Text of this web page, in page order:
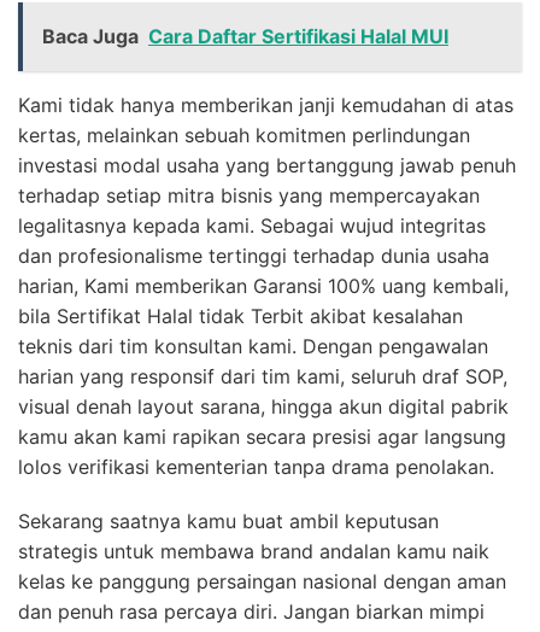
Baca Juga Cara Daftar Sertifikasi Halal MUI
Kami tidak hanya memberikan janji kemudahan di atas
kertas, melainkan sebuah komitmen perlindungan
investasi modal usaha yang bertanggung jawab penuh
terhadap setiap mitra bisnis yang mempercayakan
legalitasnya kepada kami. Sebagai wujud integritas
dan profesionalisme tertinggi terhadap dunia usaha
harian, Kami memberikan Garansi 100% uang kembali,
bila Sertifikat Halal tidak Terbit akibat kesalahan
teknis dari tim konsultan kami. Dengan pengawalan
harian yang responsif dari tim kami, seluruh draf SOP,
visual denah layout sarana, hingga akun digital pabrik
kamu akan kami rapikan secara presisi agar langsung
lolos verifikasi kementerian tanpa drama penolakan.
Sekarang saatnya kamu buat ambil keputusan
strategis untuk membawa brand andalan kamu naik
kelas ke panggung persaingan nasional dengan aman
dan penuh rasa percaya diri. Jangan biarkan mimpi